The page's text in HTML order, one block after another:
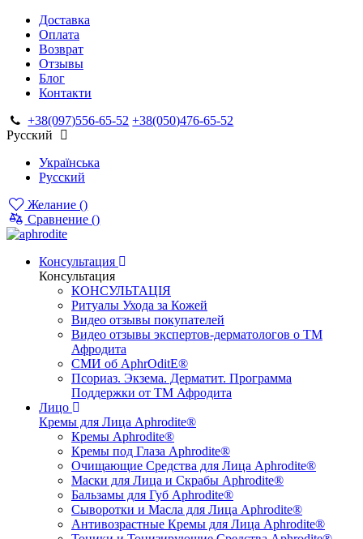
Доставка
Оплата
Возврат
Отзывы
Блог
Контакти
+38(097)556-65-52 +38(050)476-65-52
Русский
Українська
Русский
Желание ()
Сравнение ()
Консультация
Консультация
КОНСУЛЬТАЦІЯ
Ритуалы Ухода за Кожей
Видео отзывы покупателей
Видео отзывы экспертов-дерматологов о ТМ
Афродита
СМИ об AphrOditE®
Псориаз. Экзема. Дерматит. Программа
Поддержки от ТМ Афродита
Лицо
Кремы для Лица Aphrodite®
Кремы Aphrodite®
Кремы под Глаза Aphrodite®
Очищающие Средства для Лица Aphrodite®
Маски для Лица и Скрабы Aphrodite®
Бальзамы для Губ Aphrodite®
Сыворотки и Масла для Лица Aphrodite®
Антивозрастные Кремы для Лица Aphrodite®